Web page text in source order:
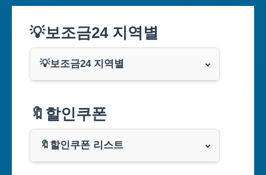
💡보조금24 지역별
💡보조금24 지역별
부산광역시
대구광역시
🔖할인쿠폰
🔖할인쿠폰 리스트